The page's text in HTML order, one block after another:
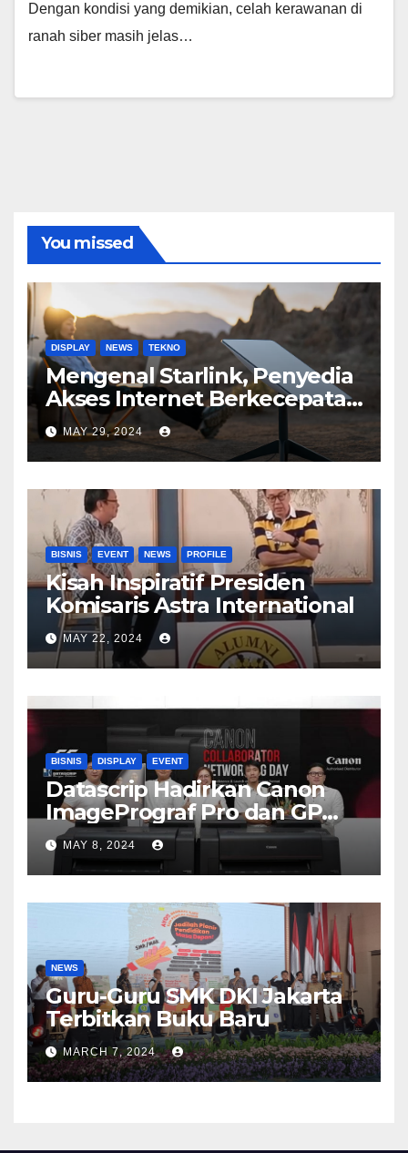
Dengan kondisi yang demikian, celah kerawanan di
ranah siber masih jelas…
You missed
DISPLAY NEWS TEKNO
Mengenal Starlink, Penyedia
Akses Internet Berkecepatan
Tinggi
MAY 29, 2024
BISNIS EVENT NEWS PROFILE
Kisah Inspiratif Presiden
Komisaris Astra International
MAY 22, 2024
BISNIS DISPLAY EVENT
Datascrip Hadirkan Canon
ImagePrograf Pro dan GP
Series
MAY 8, 2024
NEWS
Guru-Guru SMK DKI Jakarta
Terbitkan Buku Baru
MARCH 7, 2024